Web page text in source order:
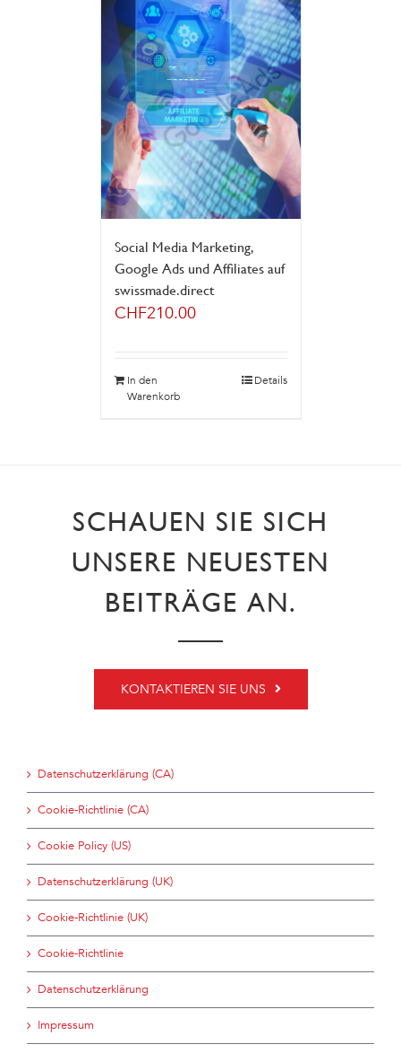
Social Media Marketing,
Google Ads und Affiliates auf
swissmade.direct
CHF210.00
In den
Warenkorb
Details
SCHAUEN SIE SICH
UNSERE NEUESTEN
BEITRÄGE AN.
KONTAKTIEREN SIE UNS
Datenschutzerklärung (CA)
Cookie-Richtlinie (CA)
Cookie Policy (US)
Datenschutzerklärung (UK)
Cookie-Richtlinie (UK)
Cookie-Richtlinie
Datenschutzerklärung
Impressum